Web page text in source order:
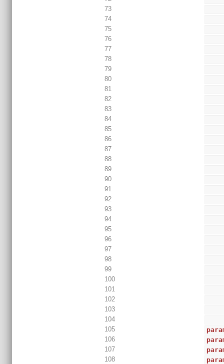
73
74
75
76
77
78
79
80
81
82
83
84
85
86
87
88
89
90
91
92
93
94
95
96
97
98
99
100
101
102
103
104
105
106
107
108